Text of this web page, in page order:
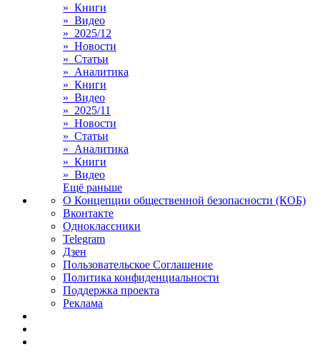
» Книги
» Видео
» 2025/12
» Новости
» Статьи
» Аналитика
» Книги
» Видео
» 2025/11
» Новости
» Статьи
» Аналитика
» Книги
» Видео
Ещё раньше
О Концепции общественной безопасности (КОБ)
Вконтакте
Одноклассники
Telegram
Дзен
Пользовательское Соглашение
Политика конфиденциальности
Поддержка проекта
Реклама